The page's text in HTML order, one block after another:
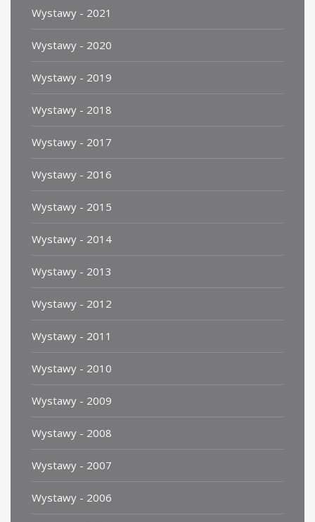
Wystawy - 2021
Wystawy - 2020
Wystawy - 2019
Wystawy - 2018
Wystawy - 2017
Wystawy - 2016
Wystawy - 2015
Wystawy - 2014
Wystawy - 2013
Wystawy - 2012
Wystawy - 2011
Wystawy - 2010
Wystawy - 2009
Wystawy - 2008
Wystawy - 2007
Wystawy - 2006